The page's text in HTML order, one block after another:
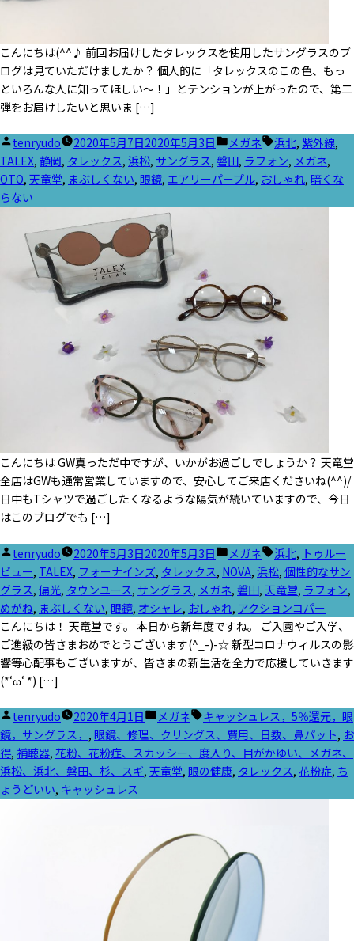
こんにちは(^^♪ 前回お届けしたタレックスを使用したサングラスのブ
ログは見ていただけましたか？ 個人的に「タレックスのこの色、もっ
といろんな人に知ってほしい～！」とテンションが上がったので、第二
弾をお届けしたいと思いま […]
投
稿
者:
tenryudo 2020年5月7日2020年5月3日
カ
テ
ゴ
メガネ
タ
グ:
浜北, 紫外線,
TALEX, 静岡, タレックス, 浜松, サングラス, 磐田, ラフォン, メガネ,
OTO, 天竜堂, まぶしくない, 眼鏡, エアリーパープル, おしゃれ, 暗くな
らない
こんにちは GW真っただ中ですが、いかがお過ごしでしょうか？ 天竜堂
全店はGWも通常営業していますので、安心してご来店くださいね(^^)/
日中もTシャツで過ごしたくなるような陽気が続いていますので、今日
はこのブログでも […]
投
稿
者:
tenryudo 2020年5月3日2020年5月3日
カ
テ
ゴ
リ
ー:
メガネ
タ
グ:
浜北, トゥルー
ビュー, TALEX, フォーナインズ, タレックス, NOVA, 浜松, 個性的なサン
グラス, 偏光, タウンユース, サングラス, メガネ, 磐田, 天竜堂, ラフォン,
めがね, まぶしくない, 眼鏡, オシャレ, おしゃれ, アクションコパー
こんにちは！ 天竜堂です。 本日から新年度ですね。 ご入園やご入学、
ご進級の皆さまおめでとうございます(^_-)-☆ 新型コロナウィルスの影
響等心配事もございますが、皆さまの新生活を全力で応援していきます
(*‘ω‘ *) […]
投
稿
者:
tenryudo 2020年4月1日
カ
テ
ゴ
リ
メガネ
タ
グ:
キャッシュレス，5％還元，眼
鏡，サングラス， , 眼鏡、修理、クリングス、費用、日数、鼻パット, お
得, 補聴器, 花粉、花粉症、スカッシー、度入り、目がかゆい、メガネ、
浜松、浜北、磐田、杉、スギ, 天竜堂, 眼の健康, タレックス, 花粉症, ち
ょうどいい, キャッシュレス